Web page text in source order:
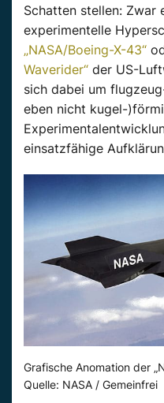
Schatten stellen: Zwar
experimentelle
„NASA/Boeing-X-43“
Waverider“ der US-
sich dabei um
eben nicht kugel-
einsatzfähige
Grafische Anomation der
Quelle: NASA / Gemeinfrei